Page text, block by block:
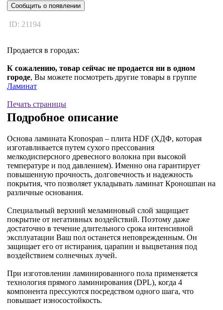
Сообщить о появлении
ID: 21194
Продается в городах:
К сожалению, товар сейчас не продается ни в одном
городе, Вы можете посмотреть другие товары в группе
Ламинат
Печать страницы
Подробное описание
Основа ламината Kronospan – плита HDF (ХДФ, которая
изготавливается путем сухого прессования
мелкодисперсного древесного волокна при высокой
температуре и под давлением). Именно она гарантирует
повышенную прочность, долговечность и надежность
покрытия, что позволяет укладывать ламинат Кроношпан на
различные основания.
Специальный верхний меламиновый слой защищает
покрытие от негативных воздействий. Поэтому даже
достаточно в течение длительного срока интенсивной
эксплуатации Ваш пол останется неповрежденным. Он
защищает его от истирания, царапин и выцветания под
воздействием солнечных лучей.
При изготовлении ламинированного пола применяется
технология прямого ламинирования (DPL), когда 4
компонента прессуются посредством одного шага, что
повышает износостойкость.